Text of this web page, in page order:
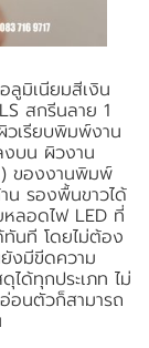
ลูมิเนียมสีเงิน
สกรีนลาย 1
เรียบพิมพ์งาน
บน ผิวงาน
ของงานพิมพ์
น รองพื้นขาวได้
ลอดไฟ LED ที่
นที โดยไม่ต้อง
งมีขีดความ
ได้ทุกประเภท ไม่
อนตัวก็สามารถ